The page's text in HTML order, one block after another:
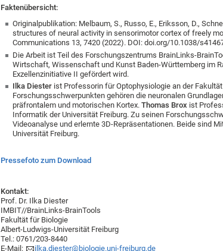
Faktenübersicht:
Originalpublikation: Melbaum, S., Russo, E., Eriksson, D.,
structures of neural activity in sensorimotor cortex of freely
Communications 13, 7420 (2022). DOI: doi.org/10.1038/
Die Arbeit ist Teil des Forschungszentrums BrainLinks-
Wirtschaft, Wissenschaft und Kunst Baden-Württemberg im
Exzellenzinitiative II gefördert wird.
Ilka Diester ist Professorin für Optophysiologie an der
Forschungsschwerpunkten gehören die neuronalen
präfrontalem und motorischen Kortex.Thomas Brox ist
Informatik der Universität Freiburg. Zu seinen
Videoanalyse und erlernte 3D-Repräsentationen. Beide sind
Universität Freiburg.
Pressefoto zum Download
Kontakt:
Prof. Dr. Ilka Diester
IMBIT//BrainLinks-BrainTools
Fakultät für Biologie
Albert-Ludwigs-Universität Freiburg
Tel.: 0761/203-8440
E-Mail:
ilka.diester@biologie.uni-freiburg.de